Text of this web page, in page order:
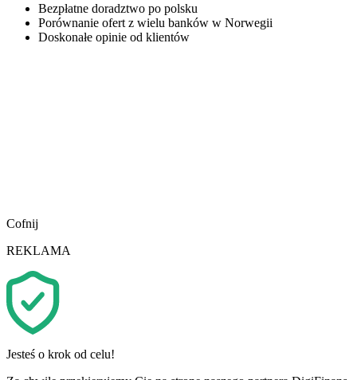
Bezpłatne doradztwo po polsku
Porównanie ofert z wielu banków w Norwegii
Doskonałe opinie od klientów
Cofnij
REKLAMA
Jesteś o krok od celu!